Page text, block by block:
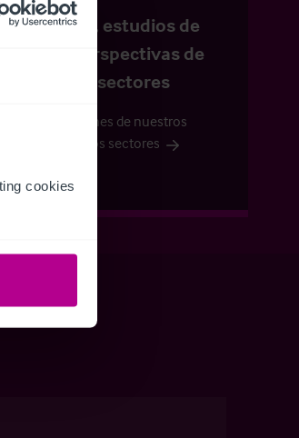
cookies
estudios de
y perspectivas de
diferentes sectores
las opiniones de nuestros
en todos los sectores